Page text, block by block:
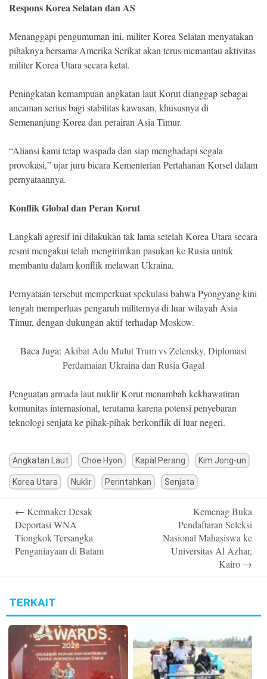
Respons Korea Selatan dan AS
Menanggapi pengumuman ini, militer Korea Selatan menyatakan
pihaknya bersama Amerika Serikat akan terus memantau aktivitas
militer Korea Utara secara ketat.
Peningkatan kemampuan angkatan laut Korut dianggap sebagai
ancaman serius bagi stabilitas kawasan, khususnya di
Semenanjung Korea dan perairan Asia Timur.
“Aliansi kami tetap waspada dan siap menghadapi segala
provokasi,” ujar juru bicara Kementerian Pertahanan Korsel dalam
pernyataannya.
Konflik Global dan Peran Korut
Langkah agresif ini dilakukan tak lama setelah Korea Utara secara
resmi mengakui telah mengirimkan pasukan ke Rusia untuk
membantu dalam konflik melawan Ukraina.
Pernyataan tersebut memperkuat spekulasi bahwa Pyongyang kini
tengah memperluas pengaruh militernya di luar wilayah Asia
Timur, dengan dukungan aktif terhadap Moskow.
Baca Juga: Akibat Adu Mulut Trum vs Zelensky, Diplomasi
Perdamaian Ukraina dan Rusia Gagal
Penguatan armada laut nuklir Korut menambah kekhawatiran
komunitas internasional, terutama karena potensi penyebaran
teknologi senjata ke pihak-pihak berkonflik di luar negeri.
Angkatan Laut Choe Hyon Kapal Perang Kim Jong-un
Korea Utara Nuklir Perintahkan Senjata
navigation
← Kemnaker Desak
Deportasi WNA
Tiongkok Tersangka
Penganiayaan di Batam
Kemenag Buka
Pendaftaran Seleksi
Nasional Mahasiswa ke
Universitas Al Azhar,
Kairo →
TERKAIT